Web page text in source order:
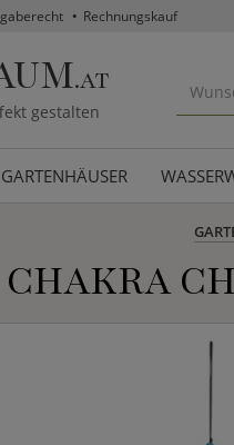
Rechnungskauf
.AT
gestalten
GARTENHÄUSER